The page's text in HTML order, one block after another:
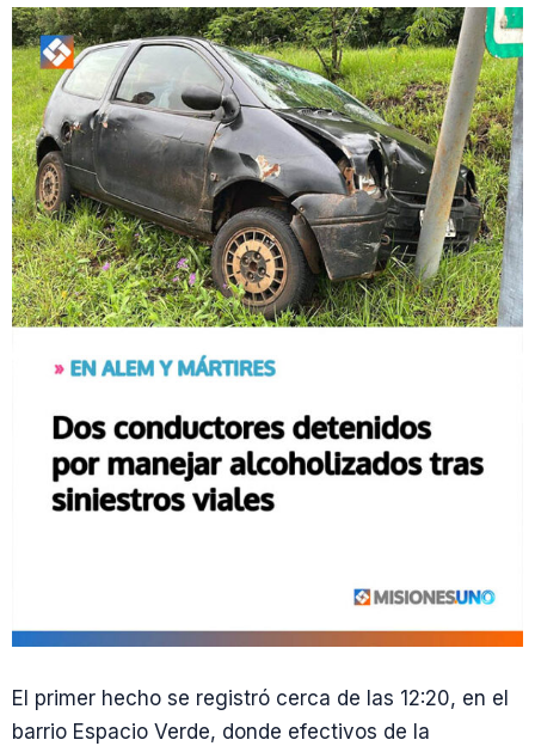
El primer hecho se registró cerca de las 12:20, en el
barrio Espacio Verde, donde efectivos de la